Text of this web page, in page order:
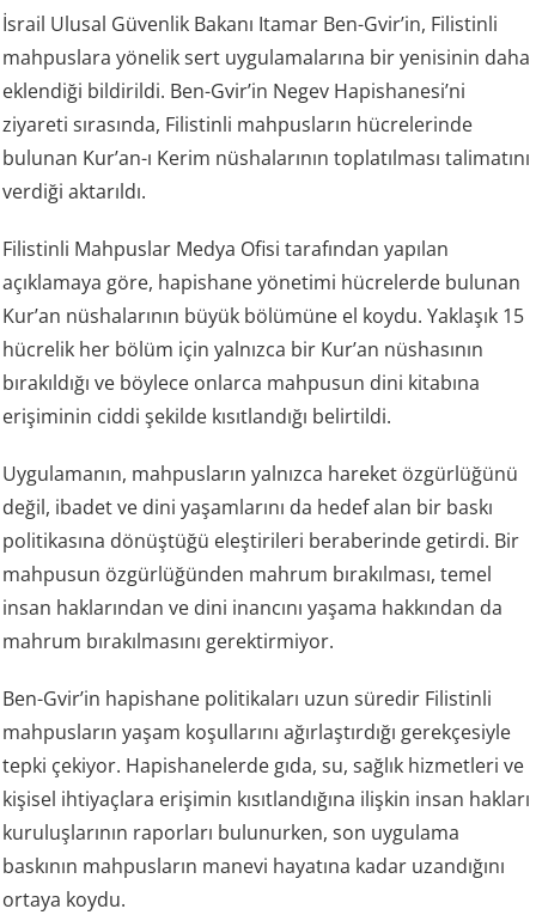
İsrail Ulusal Güvenlik Bakanı Itamar Ben-Gvir’in, Filistinli
mahpuslara yönelik sert uygulamalarına bir yenisinin daha
eklendiği bildirildi. Ben-Gvir’in Negev Hapishanesi’ni
ziyareti sırasında, Filistinli mahpusların hücrelerinde
bulunan Kur’an-ı Kerim nüshalarının toplatılması talimatını
verdiği aktarıldı.
Filistinli Mahpuslar Medya Ofisi tarafından yapılan
açıklamaya göre, hapishane yönetimi hücrelerde bulunan
Kur’an nüshalarının büyük bölümüne el koydu. Yaklaşık 15
hücrelik her bölüm için yalnızca bir Kur’an nüshasının
bırakıldığı ve böylece onlarca mahpusun dini kitabına
erişiminin ciddi şekilde kısıtlandığı belirtildi.
Uygulamanın, mahpusların yalnızca hareket özgürlüğünü
değil, ibadet ve dini yaşamlarını da hedef alan bir baskı
politikasına dönüştüğü eleştirileri beraberinde getirdi. Bir
mahpusun özgürlüğünden mahrum bırakılması, temel
insan haklarından ve dini inancını yaşama hakkından da
mahrum bırakılmasını gerektirmiyor.
Ben-Gvir’in hapishane politikaları uzun süredir Filistinli
mahpusların yaşam koşullarını ağırlaştırdığı gerekçesiyle
tepki çekiyor. Hapishanelerde gıda, su, sağlık hizmetleri ve
kişisel ihtiyaçlara erişimin kısıtlandığına ilişkin insan hakları
kuruluşlarının raporları bulunurken, son uygulama
baskının mahpusların manevi hayatına kadar uzandığını
ortaya koydu.